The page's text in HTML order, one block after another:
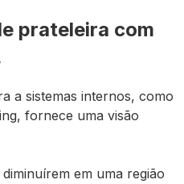
prateleira com
a sistemas internos, como
fornece uma visão
em uma região